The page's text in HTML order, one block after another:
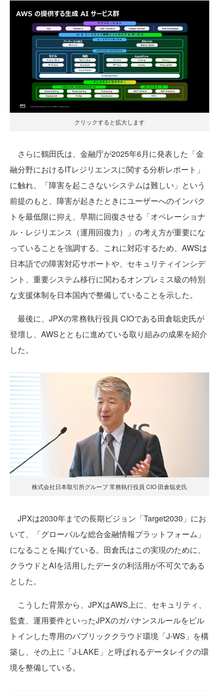
クリックすると拡大します
さらに鶴田氏は、金融庁が2025年6月に発表した「金
融分野におけるITレジリエンスに関する分析レポート」
に触れ、「障害を起こさないシステムは難しい」という
前提のもと、障害が起きたときにユーザーへのインパク
トを最低限に抑え、早期に回復させる「オペレーショナ
ル・レジリエンス（運用回復力）」の考え方が重要にな
っていることを強調する。これに対応するため、AWSは
日本語での障害対応サポートや、セキュリティインシデ
ント、重要システム移行に関わるオンプレミス級の特別
な支援体制を日本国内で整備していることを示した。
最後に、JPXの常務執行役員 CIOである田倉聡史氏が
登壇し、AWSとともに進めている取り組みの成果を紹介
した。
株式会社日本取引所グループ 常務執行役員 CIO 田倉聡史氏
JPXは2030年までの長期ビジョン「Target2030」にお
いて、「グローバルな総合金融情報プラットフォーム」
になることを掲げている。田倉氏はこの実現のために、
クラウドとAIを活用したデータの利活用が不可欠である
とした。
こうした背景から、JPXはAWS上に、セキュリティ、
監査、運用要件といったJPXのガバナンスルールをビル
トインした専用のパブリッククラウド環境「J-WS」を構
築し、その上に「J-LAKE」と呼ばれるデータレイクの環
境を整備している。